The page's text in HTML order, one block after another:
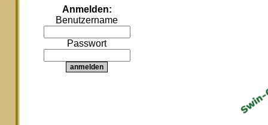
Anmelden:
Benutzername
Passwort